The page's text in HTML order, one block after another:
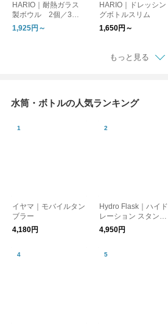
HARIO｜耐熱ガラス
製ボウル 2個／3個
セット
1,925円～
HARIO｜ドレッシン
グボトルスリム
1,650円～
もっと見る
水筒・ボトルの人気ランキング
イヤマ｜モバイルタン
ブラー
4,180円
Hydro Flask｜ハイド
レーション スタンダ
ードマウス ステンレ
ス ボトル 532ml Stan
9013 アウトドア ハン
4,950円